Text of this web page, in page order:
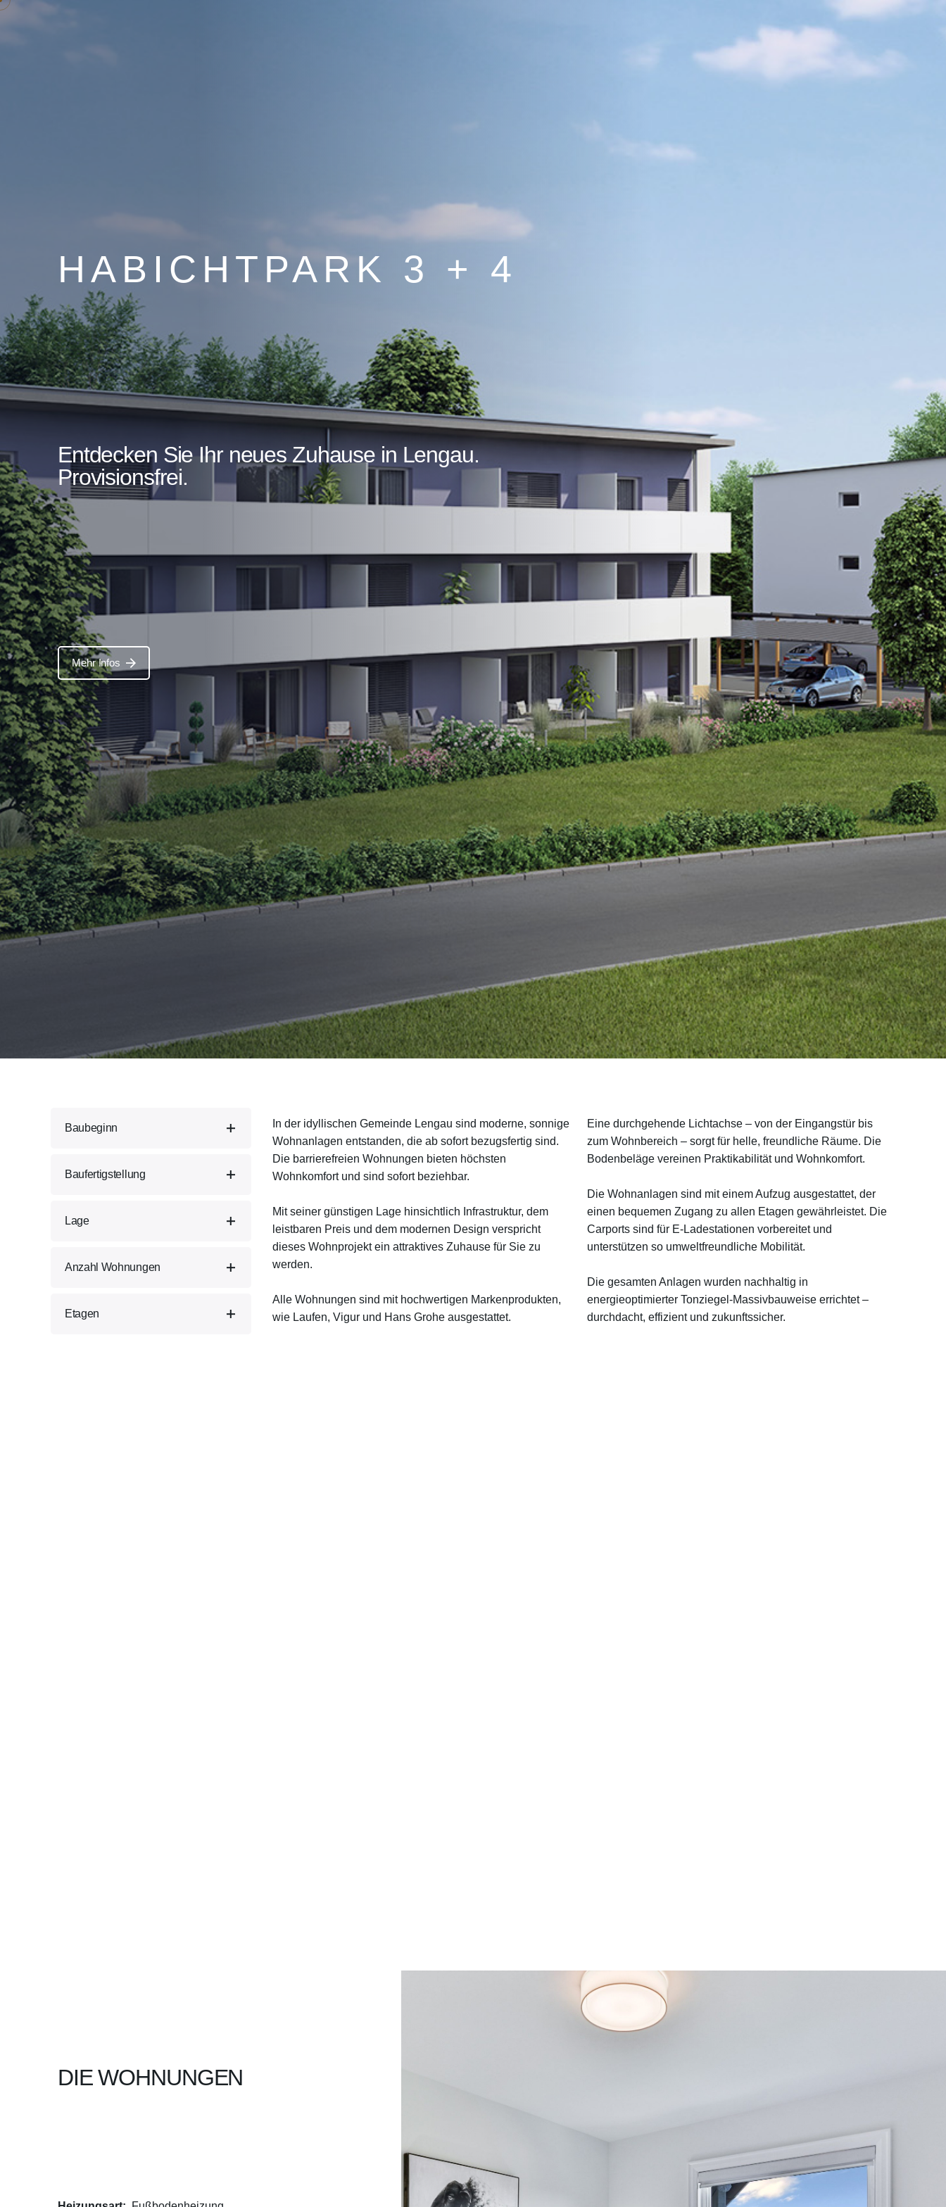
HABICHTPARK 3 + 4
Entdecken Sie Ihr neues Zuhause in Lengau.
Provisionsfrei.
Mehr Infos
Baubeginn
Baufertigstellung
Lage
Habichtpark 4, 5211 Lengau
Anzahl Wohnungen
Etagen
In der idyllischen Gemeinde Lengau sind moderne, sonnige
Wohnanlagen entstanden, die ab sofort bezugsfertig sind.
Die barrierefreien Wohnungen bieten höchsten
Wohnkomfort und sind sofort beziehbar.
Mit seiner günstigen Lage hinsichtlich Infrastruktur, dem
leistbaren Preis und dem modernen Design verspricht
dieses Wohnprojekt ein attraktives Zuhause für Sie zu
werden.
Alle Wohnungen sind mit hochwertigen Markenprodukten,
wie Laufen, Vigur und Hans Grohe ausgestattet.
Eine durchgehende Lichtachse – von der Eingangstür bis
zum Wohnbereich – sorgt für helle, freundliche Räume. Die
Bodenbeläge vereinen Praktikabilität und Wohnkomfort.
Die Wohnanlagen sind mit einem Aufzug ausgestattet, der
einen bequemen Zugang zu allen Etagen gewährleistet. Die
Carports sind für E-Ladestationen vorbereitet und
unterstützen so umweltfreundliche Mobilität.
Die gesamten Anlagen wurden nachhaltig in
energieoptimierter Tonziegel-Massivbauweise errichtet –
durchdacht, effizient und zukunftssicher.
DIE WOHNUNGEN